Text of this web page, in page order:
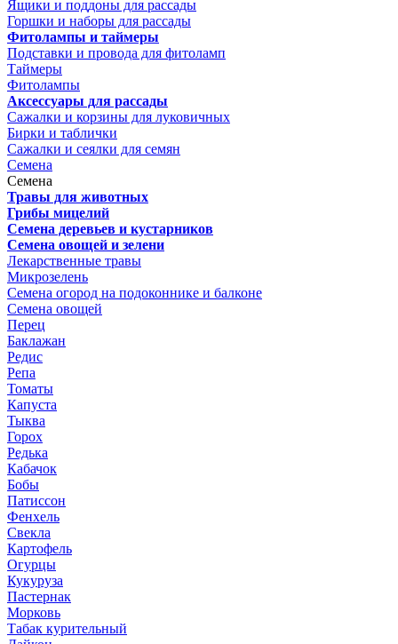
Ящики и поддоны для рассады
Горшки и наборы для рассады
Фитолампы и таймеры
Подставки и провода для фитоламп
Таймеры
Фитолампы
Аксессуары для рассады
Сажалки и корзины для луковичных
Бирки и таблички
Сажалки и сеялки для семян
Семена
Семена
Травы для животных
Грибы мицелий
Семена деревьев и кустарников
Семена овощей и зелени
Лекарственные травы
Микрозелень
Семена огород на подоконнике и балконе
Семена овощей
Перец
Баклажан
Редис
Репа
Томаты
Капуста
Тыква
Горох
Редька
Кабачок
Бобы
Патиссон
Фенхель
Свекла
Картофель
Огурцы
Кукуруза
Пастернак
Морковь
Табак курительный